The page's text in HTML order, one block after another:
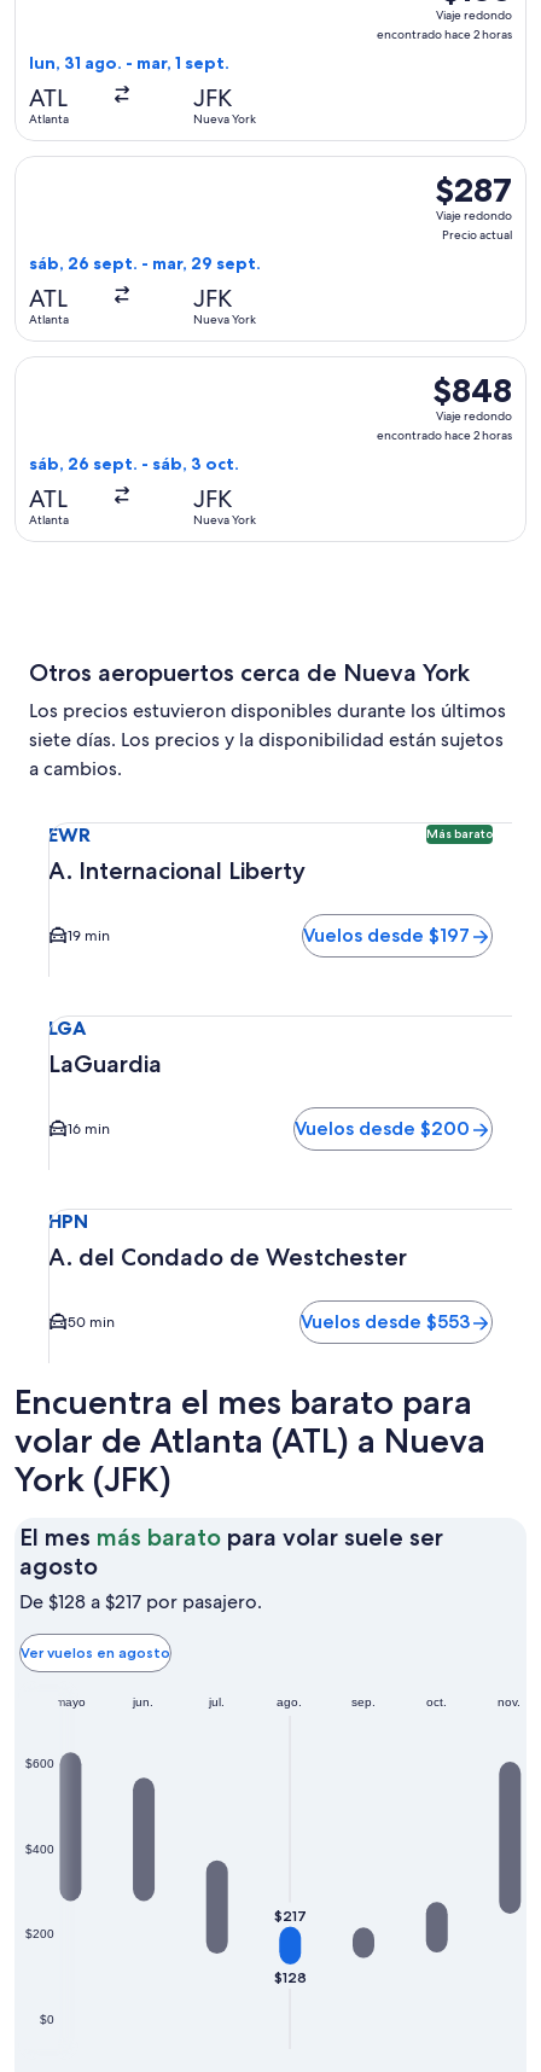
Viaje
redondo,
Viaje redondo
encontrado hace 2 horas
lun, 31 ago. - mar, 1 sept.
ATL
Atlanta
JFK
Nueva York
$287
Viaje
redondo,
$287
Viaje redondo
Precio actual
sáb, 26 sept. - mar, 29 sept.
ATL
Atlanta
JFK
Nueva York
Seleccionar vuelo de JetBlue Airways, con salida el sáb,
$848
Viaje
redondo,
$848
Viaje redondo
encontrado hace 2 horas
sáb, 26 sept. - sáb, 3 oct.
ATL
Atlanta
JFK
Nueva York
Seleccionar vuelo de Alaska Airlines, con salida el sáb, 26
Otros aeropuertos cerca de Nueva York
Los precios estuvieron disponibles durante los últimos
siete días. Los precios y la disponibilidad están sujetos
a cambios.
EWR Más barato
A. Internacional Liberty
19 min Vuelos desde $197
LGA
LaGuardia
16 min Vuelos desde $200
HPN
A. del Condado de Westchester
50 min Vuelos desde $553
Encuentra el mes barato para
volar de Atlanta (ATL) a Nueva
York (JFK)
El mes más barato para volar suele ser
agostoEl
mes
barato
para
volar
agosto
De $128 a $217 por pasajero.
Ver vuelos en agosto
$0
$200
$400
$600
mayo jun. jul. ago. sep. oct. nov.
$128
$217